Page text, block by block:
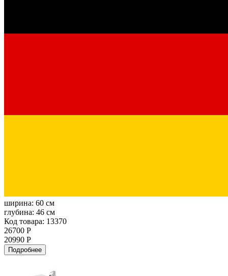
ширина: 60 см
глубина: 46 см
Код товара: 13370
26700 Р
20990 Р
Подробнее